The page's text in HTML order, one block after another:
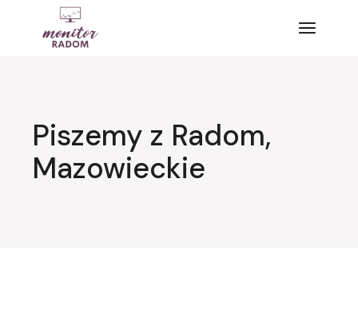
Piszemy z Radom,
Mazowieckie